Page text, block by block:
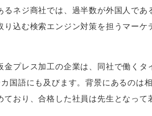
るネジ商社では、過半数が外国人で
り込む検索エンジン対策を担うマー
プレス加工の企業は、同社で働くタ
カ国語にも及びます。背景にあるのは
おり、合格した社員は先生となって